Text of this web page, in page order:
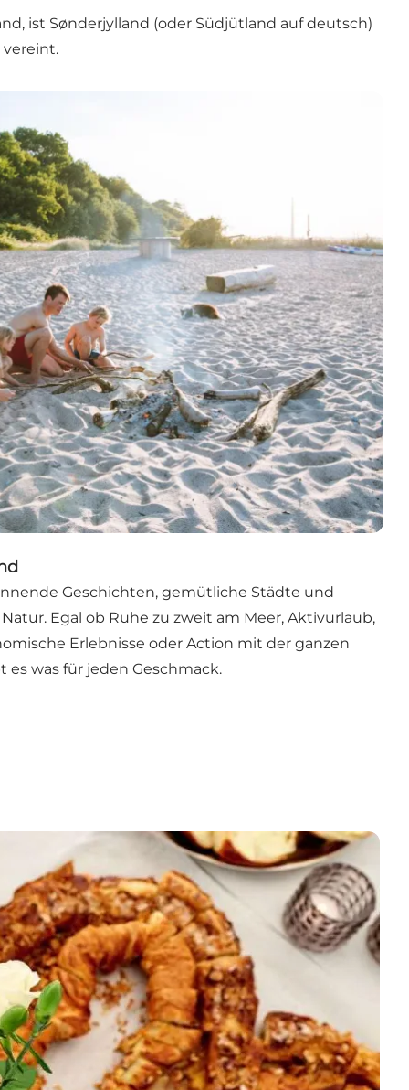
ist Sønderjylland (oder Südjütland auf deutsch)
vereint.
Geschichten, gemütliche Städte und
Egal ob Ruhe zu zweit am Meer, Aktivurlaub,
Erlebnisse oder Action mit der ganzen
es was für jeden Geschmack.